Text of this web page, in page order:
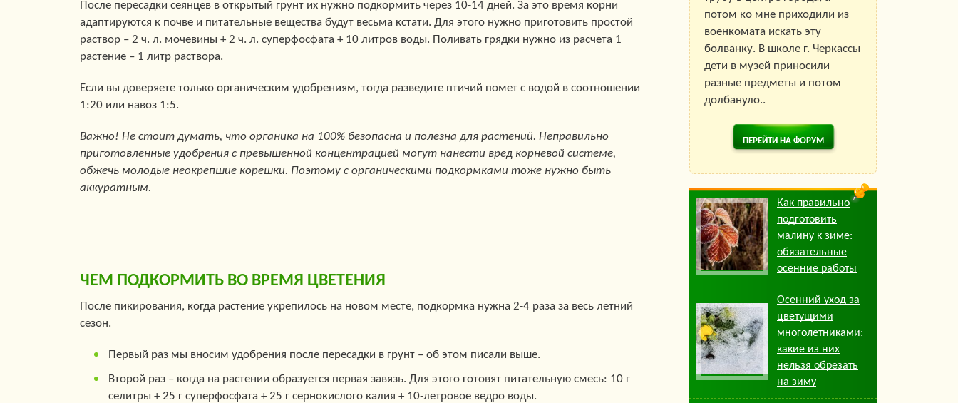
После пересадки сеянцев в открытый грунт их нужно подкормить через 10-14 дней. За это время корни
адаптируются к почве и питательные вещества будут весьма кстати. Для этого нужно приготовить простой
раствор – 2 ч. л. мочевины + 2 ч. л. суперфосфата + 10 литров воды. Поливать грядки нужно из расчета 1
растение – 1 литр раствора.
Если вы доверяете только органическим удобрениям, тогда разведите птичий помет с водой в соотношении
1:20 или навоз 1:5.
Важно! Не стоит думать, что органика на 100% безопасна и полезна для растений. Неправильно
приготовленные удобрения с превышенной концентрацией могут нанести вред корневой системе,
обжечь молодые неокрепшие корешки. Поэтому с органическими подкормками тоже нужно быть
аккуратным.
ЧЕМ ПОДКОРМИТЬ ВО ВРЕМЯ ЦВЕТЕНИЯ
После пикирования, когда растение укрепилось на новом месте, подкормка нужна 2-4 раза за весь летний
сезон.
Первый раз мы вносим удобрения после пересадки в грунт – об этом писали выше.
Второй раз – когда на растении образуется первая завязь. Для этого готовят питательную смесь: 10 г
селитры + 25 г суперфосфата + 25 г сернокислого калия + 10-летровое ведро воды.
потом ко мне приходили из
военкомата искать эту
болванку. В школе г. Черкассы
дети в музей приносили
разные предметы и потом
долбануло..
ПЕРЕЙТИ НА ФОРУМ
Как правильно
подготовить
малину к зиме:
обязательные
осенние работы
Осенний уход за
цветущими
многолетниками:
какие из них
нельзя обрезать
на зиму